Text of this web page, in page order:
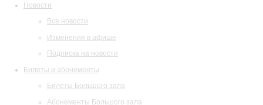
Новости
Все новости
Изменения в афише
Подписка на новости
Билеты и абонементы
Билеты Большого зала
Абонементы Большого зала